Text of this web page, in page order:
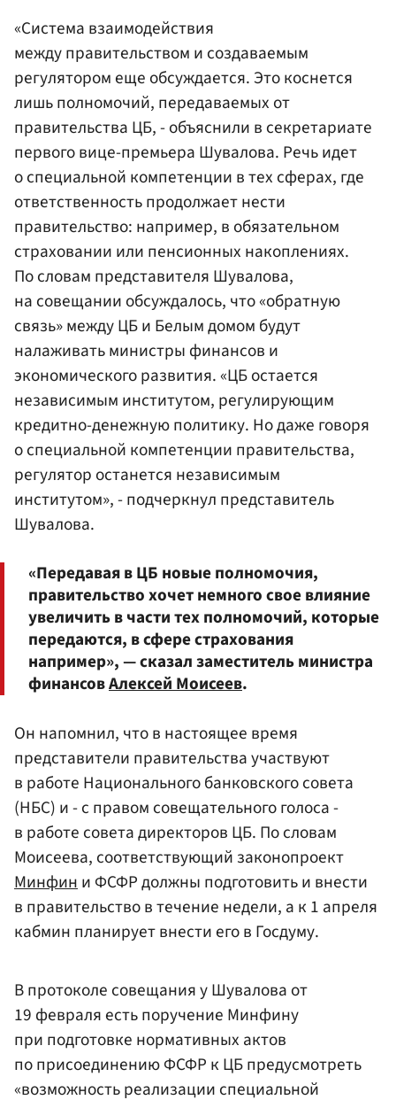
«Система взаимодействия
между правительством и создаваемым
регулятором еще обсуждается. Это коснется
лишь полномочий, передаваемых от
правительства ЦБ, - объяснили в секретариате
первого вице-премьера Шувалова. Речь идет
о специальной компетенции в тех сферах, где
ответственность продолжает нести
правительство: например, в обязательном
страховании или пенсионных накоплениях.
По словам представителя Шувалова,
на совещании обсуждалось, что «обратную
связь» между ЦБ и Белым домом будут
налаживать министры финансов и
экономического развития. «ЦБ остается
независимым институтом, регулирующим
кредитно-денежную политику. Но даже говоря
о специальной компетенции правительства,
регулятор останется независимым
институтом», - подчеркнул представитель
Шувалова.
«Передавая в ЦБ новые полномочия,
правительство хочет немного свое влияние
увеличить в части тех полномочий, которые
передаются, в сфере страхования
например», — сказал заместитель министра
финансовАлексей Моисеев.
Он напомнил, что в настоящее время
представители правительства участвуют
в работе Национального банковского совета
(НБС) и - с правом совещательного голоса -
в работе совета директоров ЦБ. По словам
Моисеева, соответствующий законопроект
Минфини ФСФР должны подготовить и внести
в правительство в течение недели, а к 1 апреля
кабмин планирует внести его в Госдуму.
В протоколе совещания у Шувалова от
19 февраля есть поручение Минфину
при подготовке нормативных актов
по присоединению ФСФР к ЦБ предусмотреть
«возможность реализации специальной